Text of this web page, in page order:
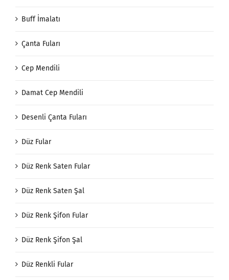
Buff İmalatı
Çanta Fuları
Cep Mendili
Damat Cep Mendili
Desenli Çanta Fuları
Düz Fular
Düz Renk Saten Fular
Düz Renk Saten Şal
Düz Renk Şifon Fular
Düz Renk Şifon Şal
Düz Renkli Fular